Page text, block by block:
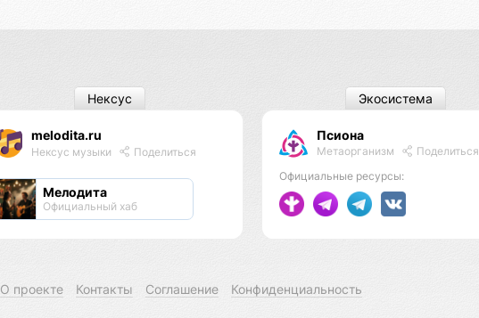
melodita.ru
Нексус музыки Поделиться
Мелодита
Официальный хаб
Нексус
Псиона
Метаорганизм
Поделиться
Официальные ресурсы:
Экосистема
О проекте Контакты Соглашение Конфиденциальность